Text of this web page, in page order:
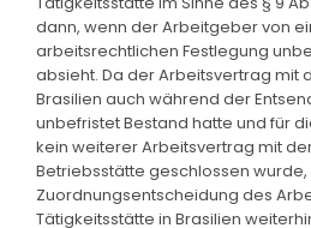
dann, wenn der Arbeitgeber von
arbeitsrechtlichen Festlegung
absieht. Da der Arbeitsvertrag mit
Brasilien auch während der
unbefristet Bestand hatte und für
kein weiterer Arbeitsvertrag mit
Betriebsstätte geschlossen
Zuordnungsentscheidung des
Tätigkeitsstätte in Brasilien